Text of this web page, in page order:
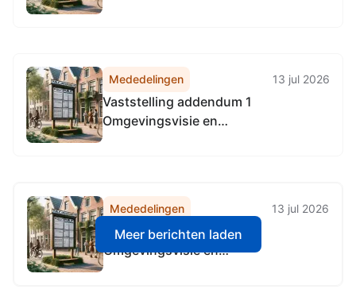
Mededelingen 13 jul 2026
Vaststelling addendum 1
Omgevingsvisie en
Mededelingen 13 jul 2026
Vaststelling addendum 1
Omgevingsvisie en
Meer berichten laden